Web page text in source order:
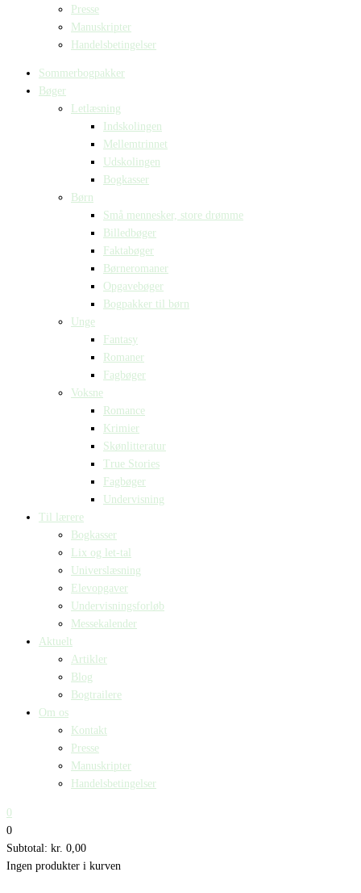
Presse
Manuskripter
Handelsbetingelser
Sommerbogpakker
Bøger
Letlæsning
Indskolingen
Mellemtrinnet
Udskolingen
Bogkasser
Børn
Små mennesker, store drømme
Billedbøger
Faktabøger
Børneromaner
Opgavebøger
Bogpakker til børn
Unge
Fantasy
Romaner
Fagbøger
Voksne
Romance
Krimier
Skønlitteratur
True Stories
Fagbøger
Undervisning
Til lærere
Bogkasser
Lix og let-tal
Universlæsning
Elevopgaver
Undervisningsforløb
Messekalender
Aktuelt
Artikler
Blog
Bogtrailere
Om os
Kontakt
Presse
Manuskripter
Handelsbetingelser
0
0
Subtotal: kr. 0,00
Ingen produkter i kurven